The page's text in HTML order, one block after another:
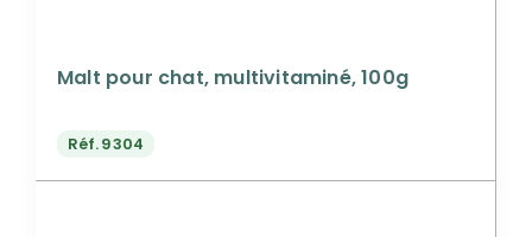
Malt pour chat, multivitaminé, 100g
Réf.9304